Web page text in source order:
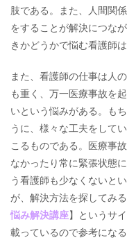
肢である。また、人間関
をすることが解決につな
きかどうかで悩む看護師
また、看護師の仕事は人
も重く、万一医療事故を
いという悩みがある。も
うに、様々な工夫をして
こるものである。医療事
なかったり常に緊張状態
う看護師も少なくないと
が、解決方法を探してみ
悩み解決講座】というサ
載っているので参考になる